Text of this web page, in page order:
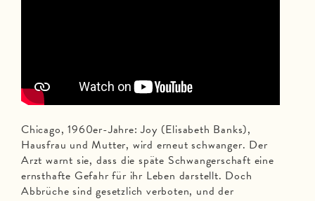
Chicago, 1960er-Jahre: Joy (Elisabeth Banks),
Hausfrau und Mutter, wird erneut schwanger. Der
Arzt warnt sie, dass die späte Schwangerschaft eine
ernsthafte Gefahr für ihr Leben darstellt. Doch
Abbrüche sind gesetzlich verboten, und der